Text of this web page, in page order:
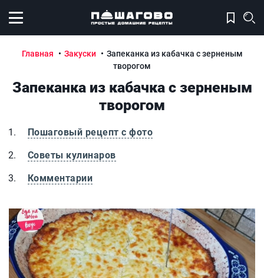
Открыть меню
Главная Закуски
Запеканка из кабачка с зерненым
творогом
Запеканка из кабачка с зерненым
творогом
Пошаговый рецепт с фото
Советы кулинаров
Комментарии
Запеканка из кабачка с зерненым творогом